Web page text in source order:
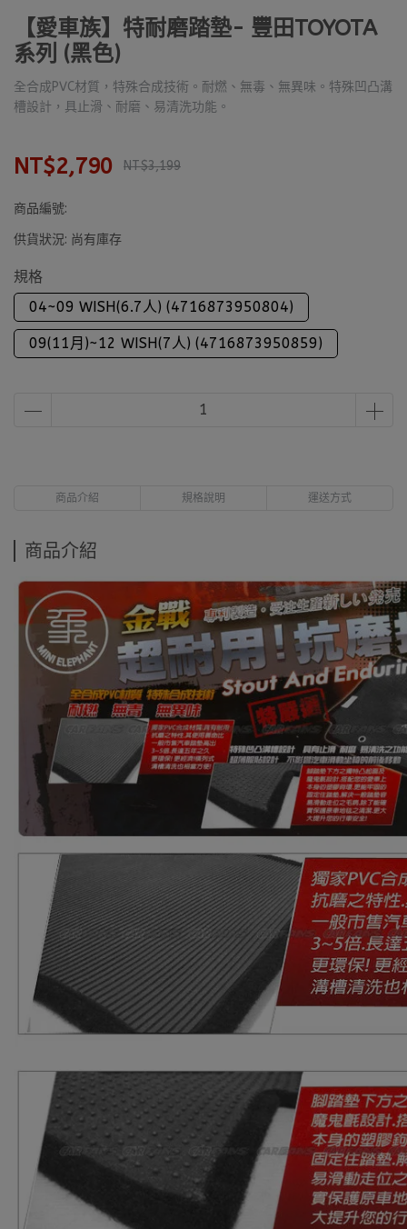
【愛車族】特耐磨踏墊- 豐田TOYOTA
系列 (黑色)
全合成PVC材質，特殊合成技術。耐燃、無毒、無異味。特殊凹凸溝
槽設計，具止滑、耐磨、易清洗功能。
NT$2,790 NT$3,199
商品編號:
供貨狀況: 尚有庫存
規格
04~09 WISH(6.7人) (4716873950804)
09(11月)~12 WISH(7人) (4716873950859)
商品介紹 規格說明 運送方式
商品介紹